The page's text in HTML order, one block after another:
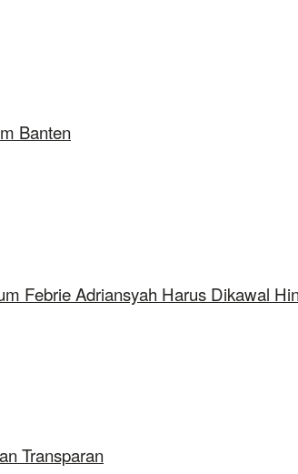
Banten
Febrie Adriansyah Harus Dikawal
Transparan